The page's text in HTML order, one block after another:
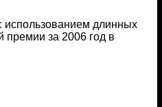
использованием длинных
премии за 2006 год в